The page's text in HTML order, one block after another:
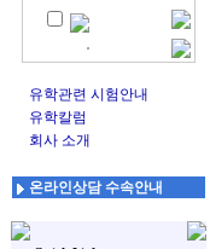
유학관련 시험안내
유학칼럼
회사 소개
온라인상담 수속안내